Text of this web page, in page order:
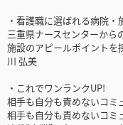
・看護職に選ばれる病院・
三重県ナースセンターから
施設のアピールポイントを
川 弘美
・これでワンランクUP!
相手も自分も責めないコミ
相手も自分も責めないコミ